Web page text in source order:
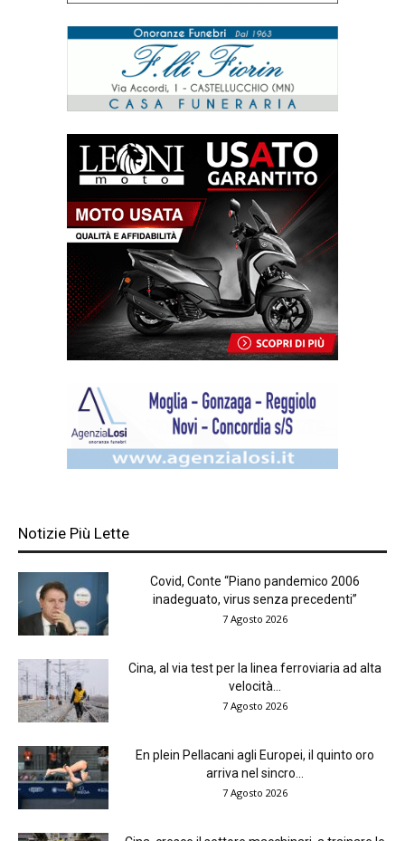
Notizie Più Lette
Covid, Conte “Piano pandemico 2006
inadeguato, virus senza precedenti”
7 Agosto 2026
Cina, al via test per la linea ferroviaria ad alta
velocità...
7 Agosto 2026
En plein Pellacani agli Europei, il quinto oro
arriva nel sincro...
7 Agosto 2026